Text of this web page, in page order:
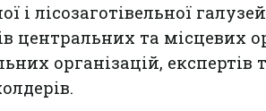
і лісозаготівельної
центральних та місцевих
організацій, експертів